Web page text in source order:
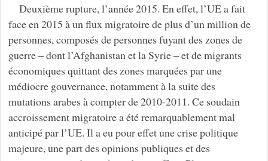
Deuxième rupture, l’année 2015. En effet, l’UE a fait
face en 2015 à un flux migratoire de plus d’un million de
personnes, composés de personnes fuyant des zones de
guerre – dont l’Afghanistan et la Syrie – et de migrants
économiques quittant des zones marquées par une
médiocre gouvernance, notamment à la suite des
mutations arabes à compter de 2010-2011. Ce soudain
accroissement migratoire a été remarquablement mal
anticipé par l’UE. Il a eu pour effet une crise politique
majeure, une part des opinions publiques et des